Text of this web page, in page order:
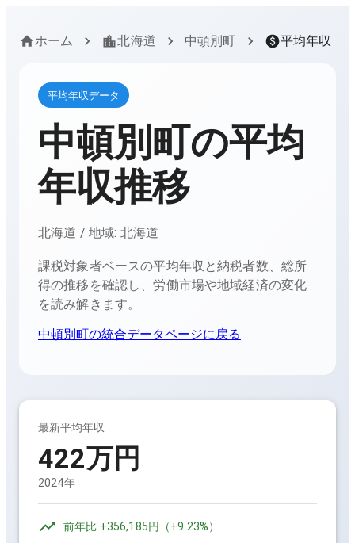
ホーム 北海道 中頓別町 平均年収
平均年収データ
中頓別町の平均
年収推移
北海道 / 地域: 北海道
課税対象者ベースの平均年収と納税者数、総所
得の推移を確認し、労働市場や地域経済の変化
を読み解きます。
中頓別町の統合データページに戻る
最新平均年収
422万円
2024年
前年比 +356,185円 （+9.23%）